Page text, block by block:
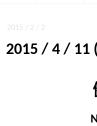
2015 / 2 / 2
2015 / 4 / 11